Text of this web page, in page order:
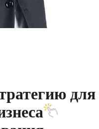
для